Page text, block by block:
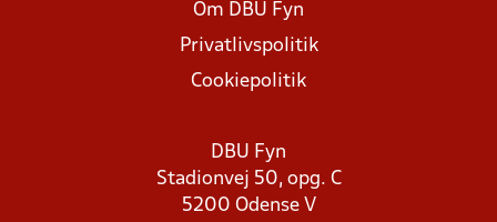
Om DBU Fyn
Privatlivspolitik
Cookiepolitik
DBU Fyn
Stadionvej 50, opg. C
5200 Odense V